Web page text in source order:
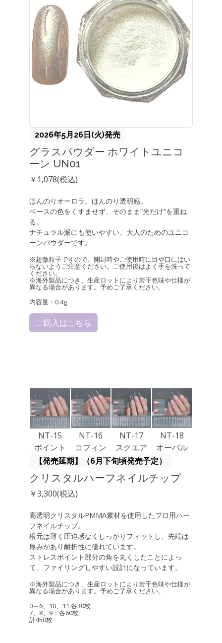
2026年5月26日(火)発売
グラスパウダー ホワイトユニコ
ーン UN01
￥1,078(税込)
ほんのりオーロラ、ほんのり透明感。
ベースの色をくすませず、そのまま“光だけ”を重ね
る。
ナチュラル派にも使いやすい、大人のためのユニコ
ーンパウダーです。
※超微粒子ですので、開封時やご使用時に目や口にはい
らないようご注意ください。ご使用後はよく手を洗って
ください。
※海外製品につき、生産ロットにより若干色味や仕様が
異なる場合があります。予めご了承ください。
内容量：0.4g
ご購入はこちら
NT-15
ポイント
NT-16
コフィン
NT-17
スクエア
NT-18
オーバル
【発売延期】（6月下旬頃発売予定）
クリスタルハーフネイルチップ
￥3,300(税込)
高透明クリスタルPMMA素材を使用したプロ用ハー
フネイルチップ。
根元は薄く圧迫感なくしっかりフィットし、先端は
厚みがあり耐折性に優れています。
ストレスポイント部分の角を丸くしたことによっ
て、ファイリングしやすい設計になっています。
※海外製品につき、生産ロットにより若干色味や仕様が
異なる場合があります。予めご了承ください。
0～6、10、11:各30枚
7、8、9：各60枚
計450枚